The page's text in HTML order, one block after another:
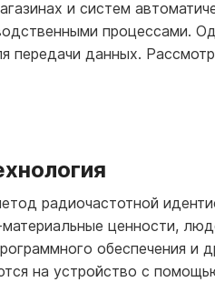
и систем
процессами.
передачи данных.
радиочастотной
ценности,
обеспечения и
на устройство с